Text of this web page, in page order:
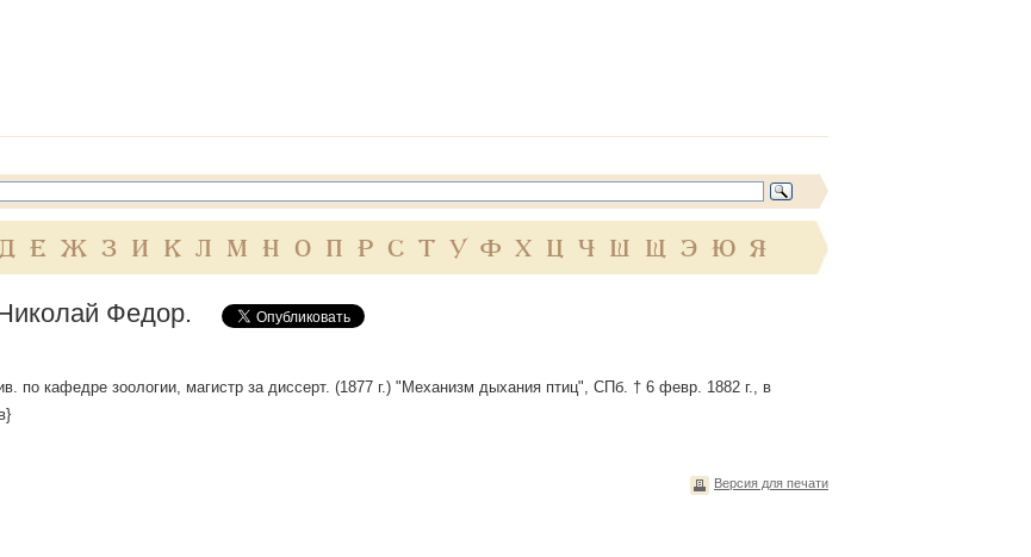
Д Е Ж З И К Л М Н О П Р С Т У Ф Х Ц Ч Ш Щ Э Ю Я
Федор.
по кафедре зоологии, магистр за диссерт. (1877 г.) "Механизм дыхания птиц", СПб. † 6 февр. 1882 г., в
Версия для печати